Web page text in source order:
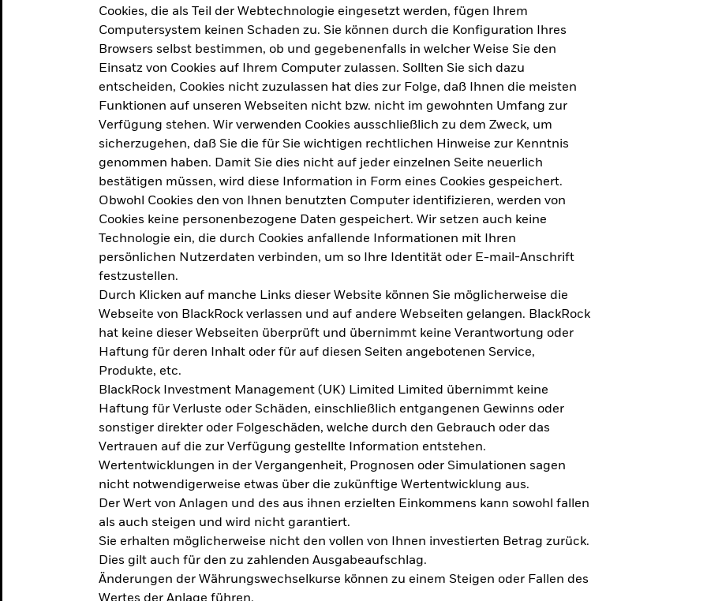
das am
verfolgt das
demografische und
Vorschläge, um das
Den Bericht für Deutschland herunterladen
Den Bericht für Europa herunterladen
Cookies, die als Teil der Webtechnologie eingesetzt werden, fügen Ihrem
Computersystem keinen Schaden zu. Sie können durch die Konfiguration Ihres
Browsers selbst bestimmen, ob und gegebenenfalls in welcher Weise Sie den
Einsatz von Cookies auf Ihrem Computer zulassen. Sollten Sie sich dazu
entscheiden, Cookies nicht zuzulassen hat dies zur Folge, daß Ihnen die meisten
Funktionen auf unseren Webseiten nicht bzw. nicht im gewohnten Umfang zur
Verfügung stehen. Wir verwenden Cookies ausschließlich zu dem Zweck, um
sicherzugehen, daß Sie die für Sie wichtigen rechtlichen Hinweise zur Kenntnis
genommen haben. Damit Sie dies nicht auf jeder einzelnen Seite neuerlich
bestätigen müssen, wird diese Information in Form eines Cookies gespeichert.
Obwohl Cookies den von Ihnen benutzten Computer identifizieren, werden von
Cookies keine personenbezogene Daten gespeichert. Wir setzen auch keine
Technologie ein, die durch Cookies anfallende Informationen mit Ihren
persönlichen Nutzerdaten verbinden, um so Ihre Identität oder E-mail-Anschrift
festzustellen.
Durch Klicken auf manche Links dieser Website können Sie möglicherweise die
Webseite von BlackRock verlassen und auf andere Webseiten gelangen. BlackRock
hat keine dieser Webseiten überprüft und übernimmt keine Verantwortung oder
Haftung für deren Inhalt oder für auf diesen Seiten angebotenen Service,
Produkte, etc.
BlackRock Investment Management (UK) Limited Limited übernimmt keine
Haftung für Verluste oder Schäden, einschließlich entgangenen Gewinns oder
sonstiger direkter oder Folgeschäden, welche durch den Gebrauch oder das
Vertrauen auf die zur Verfügung gestellte Information entstehen.
Wertentwicklungen in der Vergangenheit, Prognosen oder Simulationen sagen
nicht notwendigerweise etwas über die zukünftige Wertentwicklung aus.
Der Wert von Anlagen und des aus ihnen erzielten Einkommens kann sowohl fallen
als auch steigen und wird nicht garantiert.
Sie erhalten möglicherweise nicht den vollen von Ihnen investierten Betrag zurück.
Dies gilt auch für den zu zahlenden Ausgabeaufschlag.
Änderungen der Währungswechselkurse können zu einem Steigen oder Fallen des